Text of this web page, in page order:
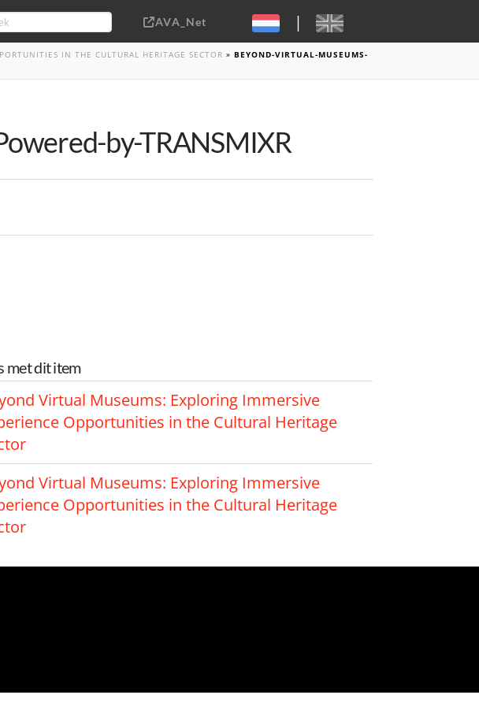
AVA_Net | Sebastiaan ter Burg, CC-BY-2.0
IN THE CULTURAL HERITAGE SECTOR »BEYOND-VIRTUAL-MUSEUMS-
by-TRANSMIXR
met dit item
Virtual Museums: Exploring Immersive
Opportunities in the Cultural Heritage
Virtual Museums: Exploring Immersive
Opportunities in the Cultural Heritage